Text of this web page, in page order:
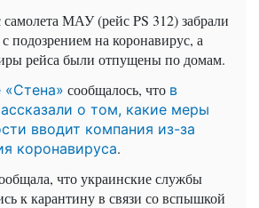
МАУ (рейс PS 312) забрали
подозрением на коронавирус, а
рейса были отпущены по домам.
«Стена» сообщалось, что в
о том, какие меры
вводит компания из-за
коронавируса.
что украинские службы
к карантину в связи со вспышкой